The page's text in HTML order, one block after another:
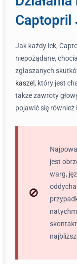
Captopril
Jak każdy lek,
niepożądane,
zgłaszanych
kaszel , który jest
także zawroty
pojawić się również
jest
warg,